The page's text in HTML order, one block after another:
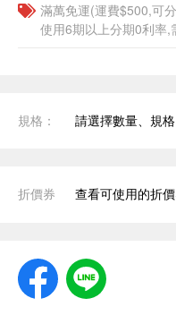
滿萬免運(運費$500,可
使用6期以上分期0利率,
規格： 請選擇數量、規格
折價券 查看可使用的折